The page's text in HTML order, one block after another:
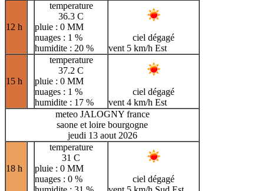
12 h
temperature
36.3 C
pluie : 0 MM
nuages : 1 %
humidite : 20 %
ciel dégagé
vent 5 km/h Est
15 h
temperature
37.2 C
pluie : 0 MM
nuages : 1 %
humidite : 17 %
ciel dégagé
vent 4 km/h Est
meteo JALOGNY france
saone et loire bourgogne
jeudi 13 aout 2026
18 h
temperature
31 C
pluie : 0 MM
nuages : 0 %
ciel dégagé